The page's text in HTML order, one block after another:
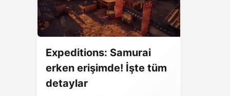
Expeditions: Samurai
erken erişimde! İşte tüm
detaylar